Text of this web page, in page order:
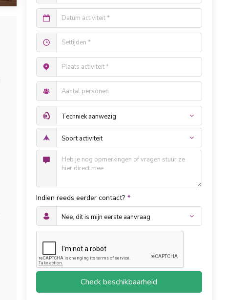
Indien reeds eerder contact? *
Check beschikbaarheid